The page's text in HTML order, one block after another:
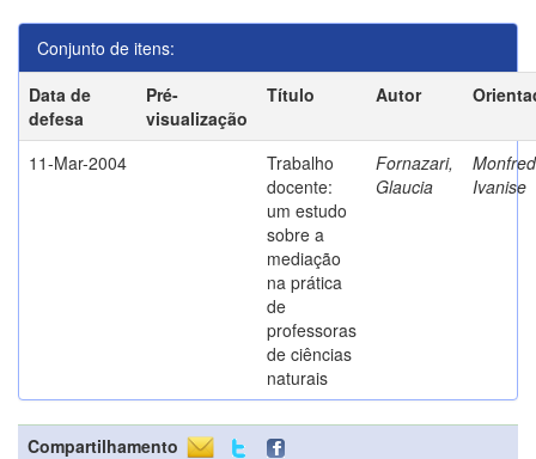
Conjunto de itens:
Data de
defesa
Pré-
visualização
Título Autor
11-Mar-2004
Trabalho
docente:
um estudo
sobre a
mediação
na prática
de
professoras
de ciências
naturais
Fornazari,
Glaucia
Ivanise
Compartilhamento